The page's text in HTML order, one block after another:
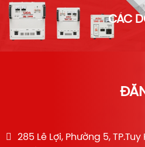
CÁC
285 Lê Lợi, Phường 5, TP.Tuy